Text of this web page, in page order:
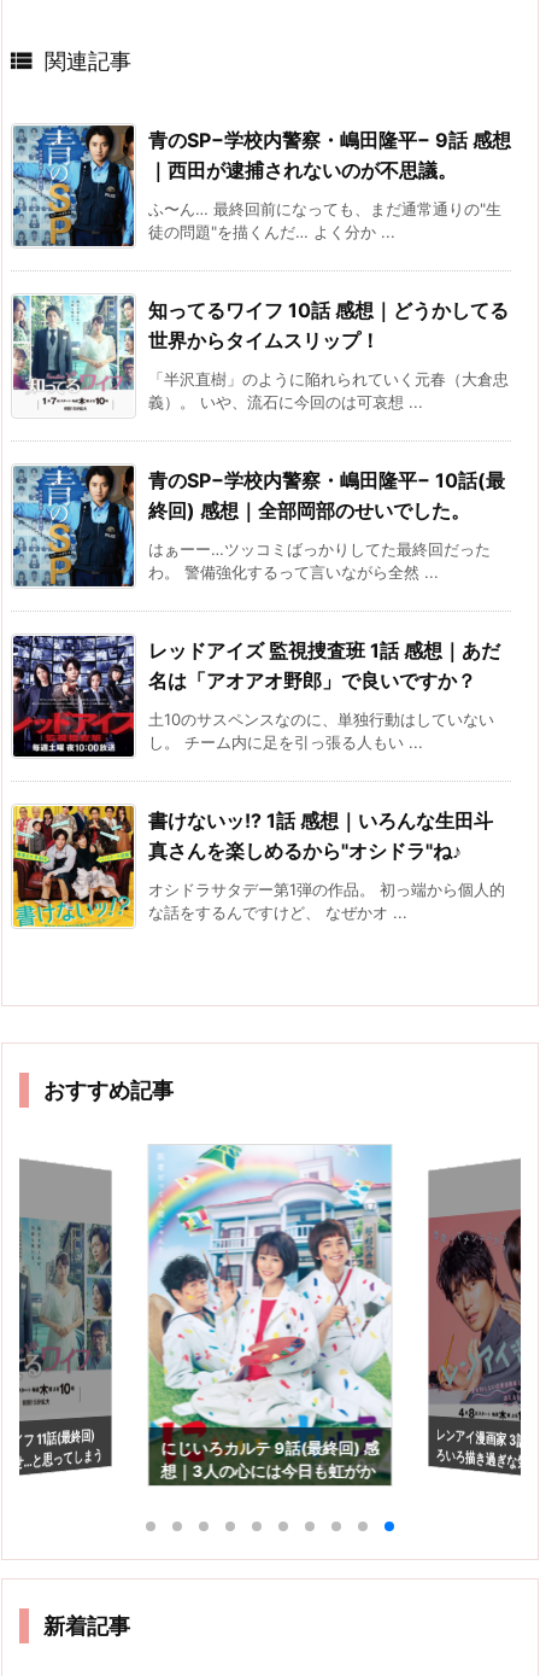
 関連記事
青のSP−学校内警察・嶋田隆平− 9話 感想
｜西田が逮捕されないのが不思議。
ふ〜ん… 最終回前になっても、まだ通常通りの"生
徒の問題"を描くんだ… よく分か ...
知ってるワイフ 10話 感想｜どうかしてる
世界からタイムスリップ！
「半沢直樹」のように陥れられていく元春（大倉忠
義）。 いや、流石に今回のは可哀想 ...
青のSP−学校内警察・嶋田隆平− 10話(最
終回) 感想｜全部岡部のせいでした。
はぁーー…ツッコミばっかりしてた最終回だった
わ。 警備強化するって言いながら全然 ...
レッドアイズ 監視捜査班 1話 感想｜あだ
名は「アオアオ野郎」で良いですか？
土10のサスペンスなのに、単独行動はしていない
し。 チーム内に足を引っ張る人もい ...
書けないッ!? 1話 感想｜いろんな生田斗
真さんを楽しめるから"オシドラ"ね♪
オシドラサタデー第1弾の作品。 初っ端から個人的
な話をするんですけど、 なぜかオ ...
おすすめ記事
イフ 11話(最終回)
せ…と思ってしまう
にじいろカルテ 9話(最終回) 感
想｜3人の心には今日も虹がか
レンアイ漫画家 3話
ろいろ描き過ぎな気
たなぁ。
新着記事